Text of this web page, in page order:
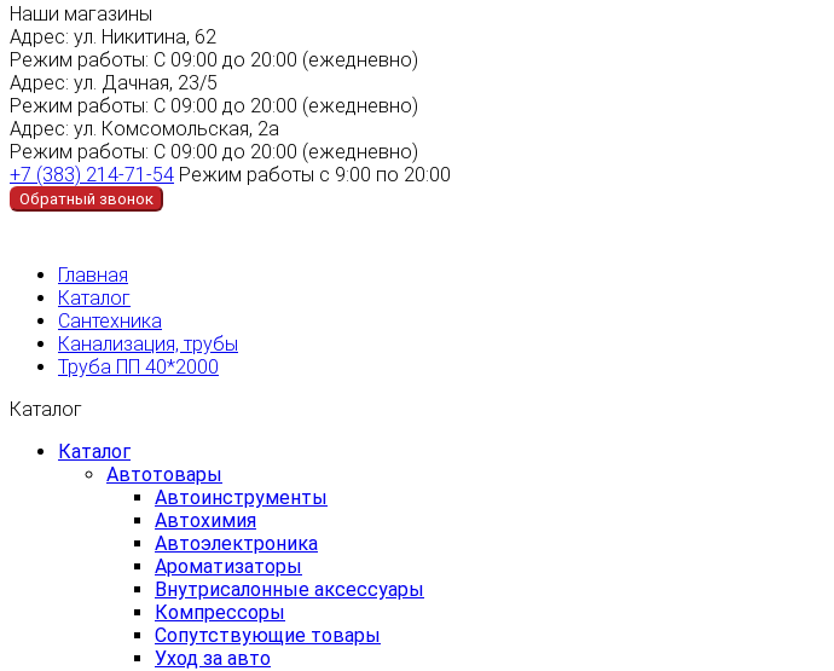
Наши магазины
Адрес: ул. Никитина, 62
Режим работы: С 09:00 до 20:00 (ежедневно)
Адрес: ул. Дачная, 23/5
Режим работы: С 09:00 до 20:00 (ежедневно)
Адрес: ул. Комсомольская, 2а
Режим работы: С 09:00 до 20:00 (ежедневно)
+7 (383) 214-71-54 Режим работы с 9:00 по 20:00
Обратный звонок
Главная
Каталог
Сантехника
Канализация, трубы
Труба ПП 40*2000
Каталог
Каталог
Автотовары
Автоинструменты
Автохимия
Автоэлектроника
Ароматизаторы
Внутрисалонные аксессуары
Компрессоры
Сопутствующие товары
Уход за авто